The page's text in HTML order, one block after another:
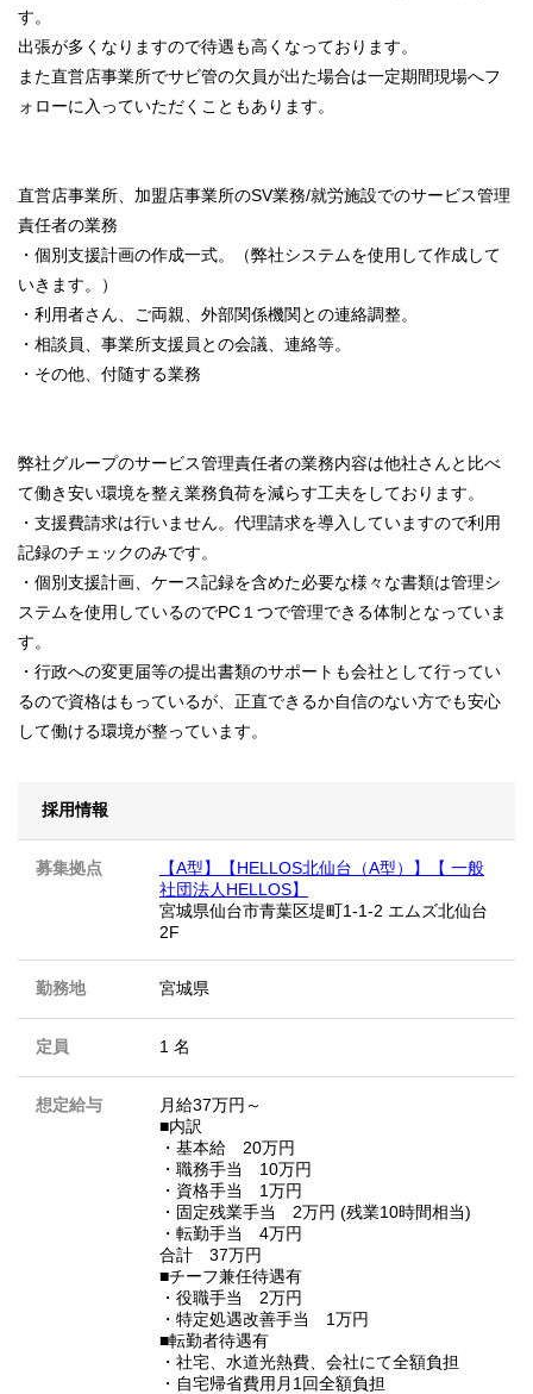
す。
出張が多くなりますので待遇も高くなっております。
また直営店事業所でサビ管の欠員が出た場合は一定期間現場へフ
ォローに入っていただくこともあります。
直営店事業所、加盟店事業所のSV業務/就労施設でのサービス管理
責任者の業務
・個別支援計画の作成一式。（弊社システムを使用して作成して
いきます。）
・利用者さん、ご両親、外部関係機関との連絡調整。
・相談員、事業所支援員との会議、連絡等。
・その他、付随する業務
弊社グループのサービス管理責任者の業務内容は他社さんと比べ
て働き安い環境を整え業務負荷を減らす工夫をしております。
・支援費請求は行いません。代理請求を導入していますので利用
記録のチェックのみです。
・個別支援計画、ケース記録を含めた必要な様々な書類は管理シ
ステムを使用しているのでPC１つで管理できる体制となっていま
す。
・行政への変更届等の提出書類のサポートも会社として行ってい
るので資格はもっているが、正直できるか自信のない方でも安心
して働ける環境が整っています。
採用情報
募集拠点
【A型】【HELLOS北仙台（A型）】【 一般
社団法人HELLOS】
宮城県仙台市青葉区堤町1-1-2 エムズ北仙台
2F
勤務地 宮城県
定員 1 名
想定給与
月給37万円～
■内訳
・基本給 20万円
・職務手当 10万円
・資格手当 1万円
・固定残業手当 2万円 (残業10時間相当)
・転勤手当 4万円
合計 37万円
■チーフ兼任待遇有
・役職手当 2万円
・特定処遇改善手当 1万円
■転勤者待遇有
・社宅、水道光熱費、会社にて全額負担
・自宅帰省費用月1回全額負担